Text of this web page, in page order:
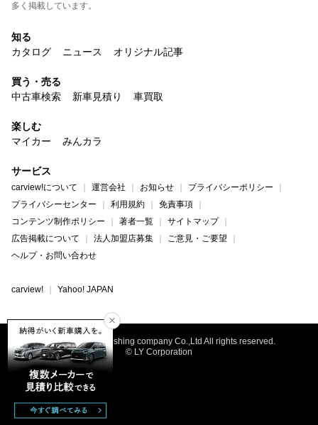
多く掲載しています。
知る
カタログ
ニュース オリジナル記事
買う・売る
中古車検索
新車見積り 車買取
楽しむ
マイカー
みんカラ
サービス
carview!について 運営会社 お知らせ
プライバシーポリシー
プライバシーセンター
利用規約
免責事項
コンテンツ制作ポリシー
著者一覧
サイトマップ
広告掲載について
法人加盟店募集
ご意見・ご要望
ヘルプ・お問い合わせ
carview! Yahoo! JAPAN
©Geibunsha Publishing company Co.,Ltd All rights reserved.
© LY Corporation